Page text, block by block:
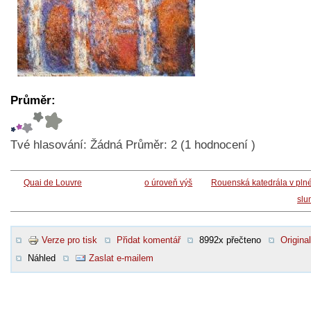
Průměr:
Tvé hlasování: Žádná Průměr: 2 (1 hodnocení )
Quai de Louvre o úroveň výš
Rouenská katedrála v
Verze pro tisk Přidat komentář 8992x přečteno
Original
Náhled
Zaslat e-mailem